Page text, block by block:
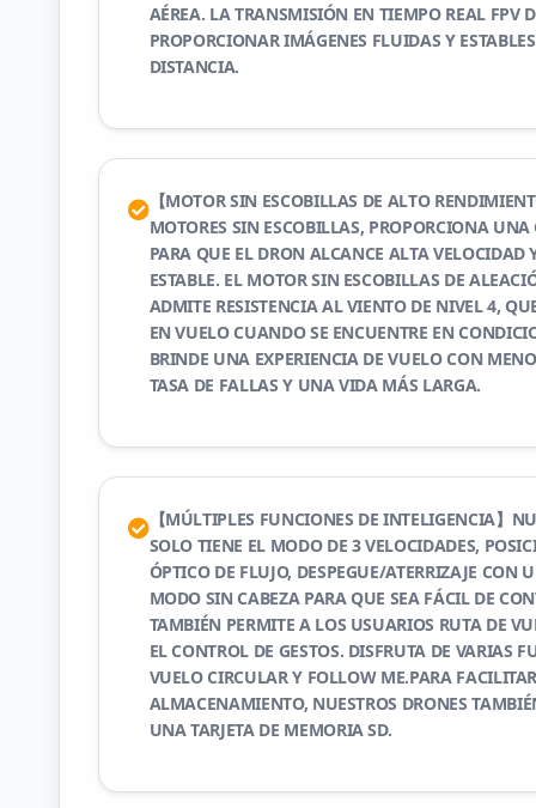
AÉREA. LA TRANSMISIÓN EN TIEMPO REAL FPV
PROPORCIONAR IMÁGENES FLUIDAS Y
DISTANCIA.
【MOTOR SIN ESCOBILLAS DE ALTO
MOTORES SIN ESCOBILLAS, PROPORCIONA
PARA QUE EL DRON ALCANCE ALTA VELOCIDAD
ESTABLE. EL MOTOR SIN ESCOBILLAS DE
ADMITE RESISTENCIA AL VIENTO DE NIVEL 4,
EN VUELO CUANDO SE ENCUENTRE EN
BRINDE UNA EXPERIENCIA DE VUELO CON
TASA DE FALLAS Y UNA VIDA MÁS LARGA.
【MÚLTIPLES FUNCIONES DE INTELIGENCIA】
SOLO TIENE EL MODO DE 3 VELOCIDADES,
ÓPTICO DE FLUJO, DESPEGUE/ATERRIZAJE CON
MODO SIN CABEZA PARA QUE SEA FÁCIL DE
TAMBIÉN PERMITE A LOS USUARIOS RUTA DE
EL CONTROL DE GESTOS. DISFRUTA DE VARIAS
VUELO CIRCULAR Y FOLLOW ME.PARA
ALMACENAMIENTO, NUESTROS DRONES
UNA TARJETA DE MEMORIA SD.